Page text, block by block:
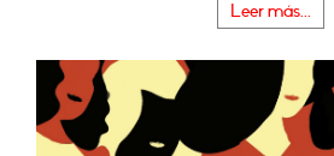
Leer más...